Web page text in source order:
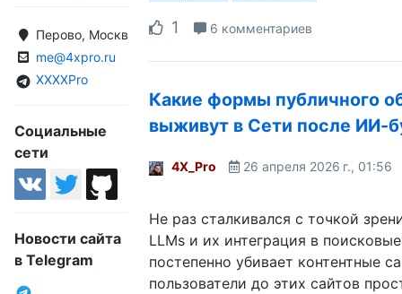
Перово, Москва, Россия
me@4xpro.ru
XXXXPro
Социальные
сети
Новости сайта
в Telegram
1 6 комментариев
Какие формы публичного
выживут в Сети после ИИ-
4X_Pro 26 апреля 2026 г., 01:56
Не раз сталкивался с точкой
LLMs и их интеграция в
постепенно убивает контентные
пользователи до этих сайтов